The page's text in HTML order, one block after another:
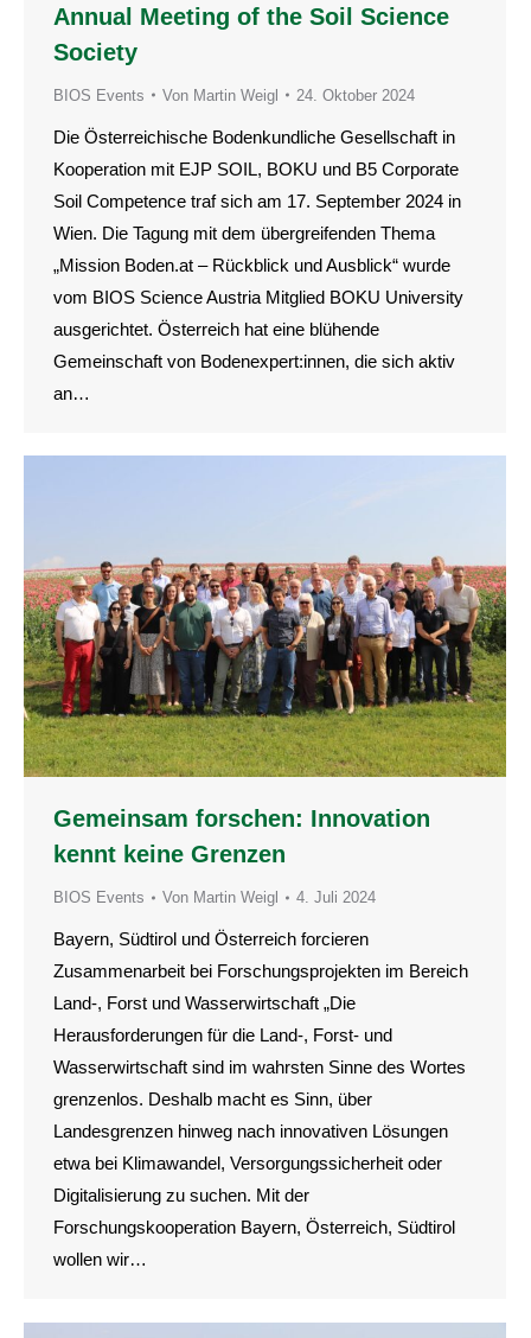
Annual Meeting of the Soil Science
Society
BIOS Events Von Martin Weigl 24. Oktober 2024
Die Österreichische Bodenkundliche Gesellschaft in
Kooperation mit EJP SOIL, BOKU und B5 Corporate
Soil Competence traf sich am 17. September 2024 in
Wien. Die Tagung mit dem übergreifenden Thema
„Mission Boden.at – Rückblick und Ausblick“ wurde
vom BIOS Science Austria Mitglied BOKU University
ausgerichtet. Österreich hat eine blühende
Gemeinschaft von Bodenexpert:innen, die sich aktiv
an…
Gemeinsam forschen: Innovation
kennt keine Grenzen
BIOS Events Von Martin Weigl 4. Juli 2024
Bayern, Südtirol und Österreich forcieren
Zusammenarbeit bei Forschungsprojekten im Bereich
Land-, Forst und Wasserwirtschaft „Die
Herausforderungen für die Land-, Forst- und
Wasserwirtschaft sind im wahrsten Sinne des Wortes
grenzenlos. Deshalb macht es Sinn, über
Landesgrenzen hinweg nach innovativen Lösungen
etwa bei Klimawandel, Versorgungssicherheit oder
Digitalisierung zu suchen. Mit der
Forschungskooperation Bayern, Österreich, Südtirol
wollen wir…